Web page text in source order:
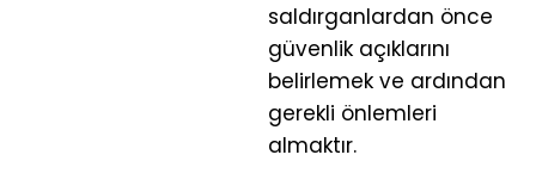
saldırganlardan önce
güvenlik açıklarını
belirlemek ve ardından
gerekli önlemleri
almaktır.